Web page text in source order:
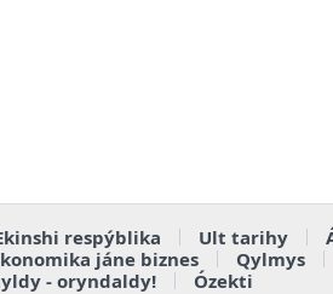
respýblika Ult tarihy
jáne biznes Qylmys
- oryndaldy!
Ózekti